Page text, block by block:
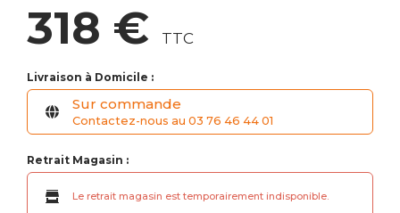
318 € TTC
Livraison à Domicile :
Sur commande
Contactez-nous au 03 76 46 44 01
Retrait Magasin :
Le retrait magasin est temporairement indisponible.